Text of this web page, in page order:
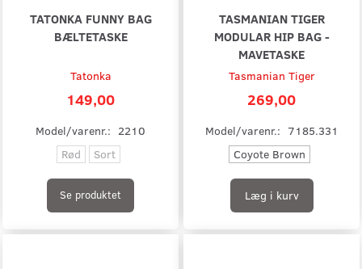
TATONKA FUNNY BAG
BÆLTETASKE
Tatonka
149,00
Model/varenr.: 2210
Rød
Sort
Se produktet
TASMANIAN TIGER
MODULAR HIP BAG -
MAVETASKE
Tasmanian Tiger
269,00
Model/varenr.: 7185.331
Coyote Brown
Læg i kurv